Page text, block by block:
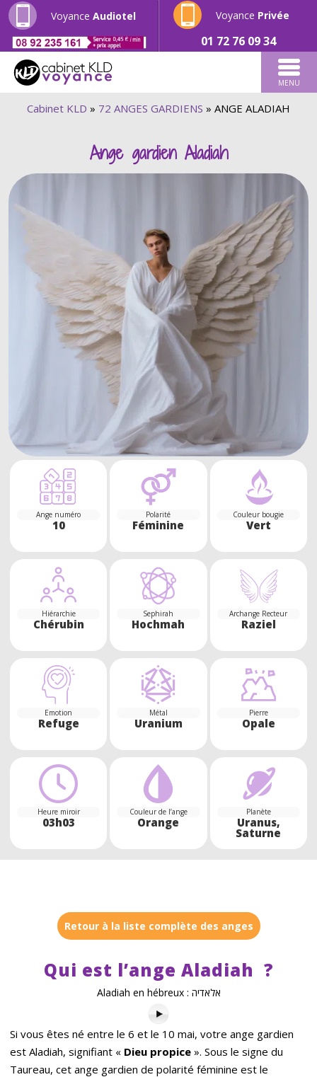
Voyance Audiotel Voyance Privée
01 72 76 09 34
MENU
Cabinet KLD » 72 ANGES GARDIENS » ANGE ALADIAH
Ange gardien Aladiah
Ange numéro
10
Polarité
Féminine
Couleur bougie
Vert
Hiérarchie
Chérubin
Sephirah
Hochmah
Archange Recteur
Raziel
Emotion
Refuge
Métal
Uranium
Pierre
Opale
Heure miroir
03h03
Couleur de l’ange
Orange
Planète
Uranus,
Saturne
Retour à la liste complète des anges
Qui est l’ange Aladiah ?
Aladiah en hébreux : אלאדיה
Si vous êtes né entre le 6 et le 10 mai, votre ange gardien
est Aladiah, signifiant « Dieu propice ». Sous le signe du
Taureau, cet ange gardien de polarité féminine est le